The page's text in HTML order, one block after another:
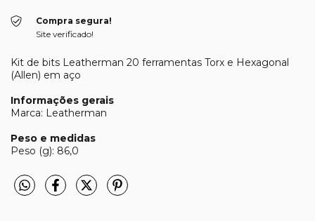
Compra segura!
Site verificado!
Kit de bits Leatherman 20 ferramentas Torx e Hexagonal
(Allen) em aço
Informações gerais
Marca: Leatherman
Peso e medidas
Peso (g): 86,0